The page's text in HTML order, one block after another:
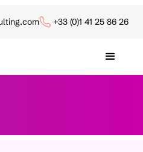
+33 (0)1 41 25 86 26